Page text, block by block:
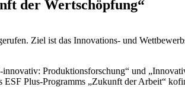
der Wertschöpfung“
Ziel ist das Innovations- und
Produktionsforschung“ und
Plus-Programms „Zukunft der Arbeit“